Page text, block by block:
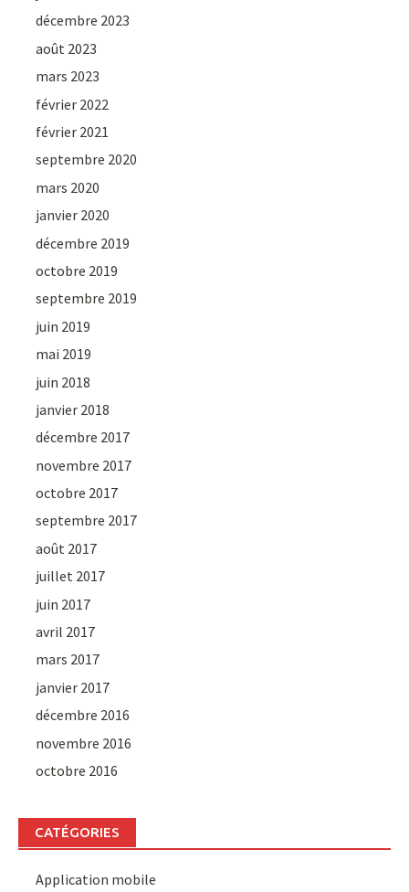
décembre 2023
août 2023
mars 2023
février 2022
février 2021
septembre 2020
mars 2020
janvier 2020
décembre 2019
octobre 2019
septembre 2019
juin 2019
mai 2019
juin 2018
janvier 2018
décembre 2017
novembre 2017
octobre 2017
septembre 2017
août 2017
juillet 2017
juin 2017
avril 2017
mars 2017
janvier 2017
décembre 2016
novembre 2016
octobre 2016
CATÉGORIES
Application mobile